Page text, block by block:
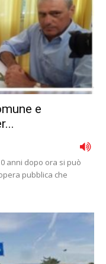
e
anni dopo ora si può
pubblica che